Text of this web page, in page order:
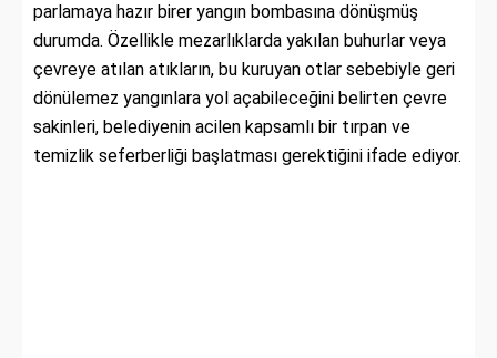
parlamaya hazır birer yangın bombasına dönüşmüş
durumda. Özellikle mezarlıklarda yakılan buhurlar veya
çevreye atılan atıkların, bu kuruyan otlar sebebiyle geri
dönülemez yangınlara yol açabileceğini belirten çevre
sakinleri, belediyenin acilen kapsamlı bir tırpan ve
temizlik seferberliği başlatması gerektiğini ifade ediyor.